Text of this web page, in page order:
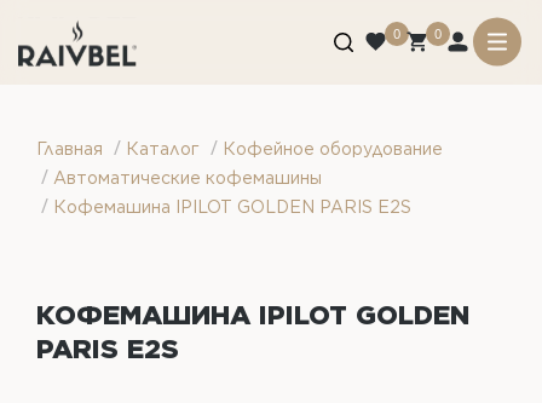
0 0
Главная / Каталог / Кофейное оборудование
/ Автоматические кофемашины
/ Кофемашина IPILOT GOLDEN PARIS E2S
КОФЕМАШИНА IPILOT GOLDEN
PARIS E2S